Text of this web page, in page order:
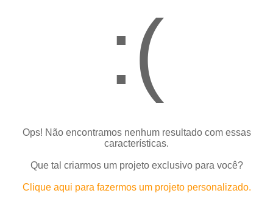
:(
Ops! Não encontramos nenhum resultado com essas
características.
Que tal criarmos um projeto exclusivo para você?
Clique aqui para fazermos um projeto personalizado.